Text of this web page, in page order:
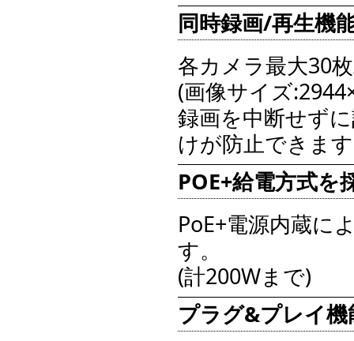
同時録画/再生機
各カメラ最大30
(画像サイズ
録画を中断せず
けが防止できま
POE+給電方式を
PoE+電源内蔵に
す。
(計200Wまで)
プラグ&プレイ機